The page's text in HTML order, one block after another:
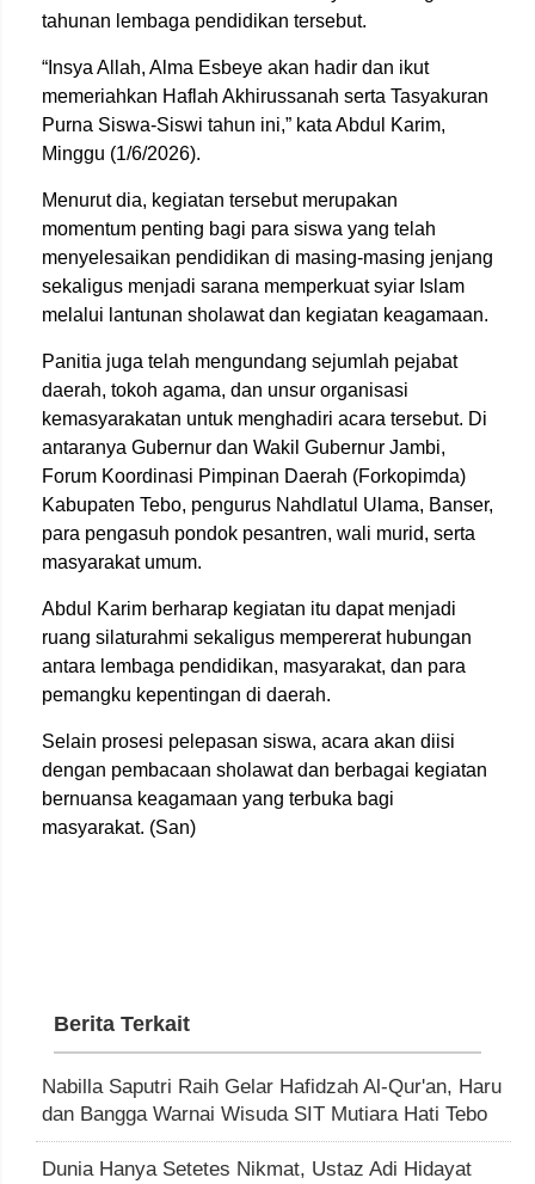
tahunan lembaga pendidikan tersebut.
“Insya Allah, Alma Esbeye akan hadir dan ikut
memeriahkan Haflah Akhirussanah serta Tasyakuran
Purna Siswa-Siswi tahun ini,” kata Abdul Karim,
Minggu (1/6/2026).
Menurut dia, kegiatan tersebut merupakan
momentum penting bagi para siswa yang telah
menyelesaikan pendidikan di masing-masing jenjang
sekaligus menjadi sarana memperkuat syiar Islam
melalui lantunan sholawat dan kegiatan keagamaan.
Panitia juga telah mengundang sejumlah pejabat
daerah, tokoh agama, dan unsur organisasi
kemasyarakatan untuk menghadiri acara tersebut. Di
antaranya Gubernur dan Wakil Gubernur Jambi,
Forum Koordinasi Pimpinan Daerah (Forkopimda)
Kabupaten Tebo, pengurus Nahdlatul Ulama, Banser,
para pengasuh pondok pesantren, wali murid, serta
masyarakat umum.
Abdul Karim berharap kegiatan itu dapat menjadi
ruang silaturahmi sekaligus mempererat hubungan
antara lembaga pendidikan, masyarakat, dan para
pemangku kepentingan di daerah.
Selain prosesi pelepasan siswa, acara akan diisi
dengan pembacaan sholawat dan berbagai kegiatan
bernuansa keagamaan yang terbuka bagi
masyarakat. (San)
Berita Terkait
Nabilla Saputri Raih Gelar Hafidzah Al-Qur'an, Haru
dan Bangga Warnai Wisuda SIT Mutiara Hati Tebo
Dunia Hanya Setetes Nikmat, Ustaz Adi Hidayat